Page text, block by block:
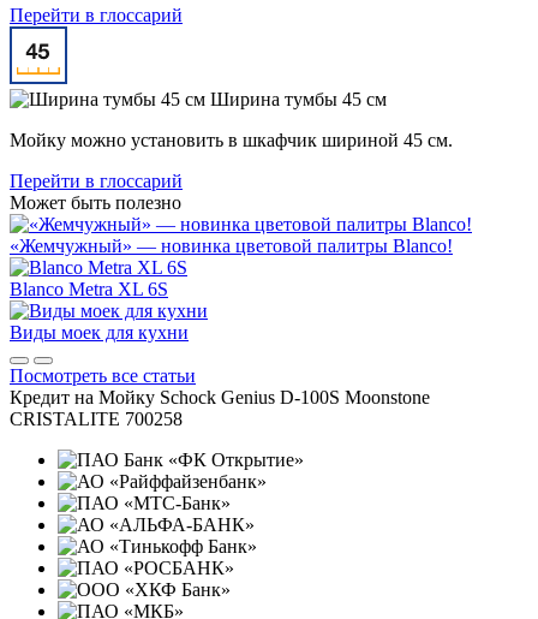
Перейти в глоссарий
Ширина тумбы 45 см
Мойку можно установить в шкафчик шириной 45 см.
Перейти в глоссарий
Может быть полезно
«Жемчужный» — новинка цветовой палитры Blanco!
Blanco Metra XL 6S
Виды моек для кухни
Посмотреть все статьи
Кредит на Мойку Schock Genius D-100S Moonstone
CRISTALITE 700258